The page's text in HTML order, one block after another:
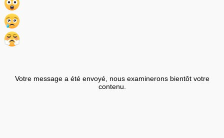
Votre message a été envoyé, nous examinerons bientôt votre
contenu.